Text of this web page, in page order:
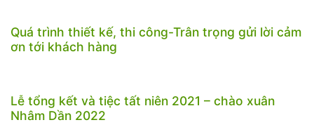
Quá trình thiết kế, thi công-Trân trọng gửi lời cảm
ơn tới khách hàng
Lễ tổng kết và tiệc tất niên 2021 – chào xuân
Nhâm Dần 2022